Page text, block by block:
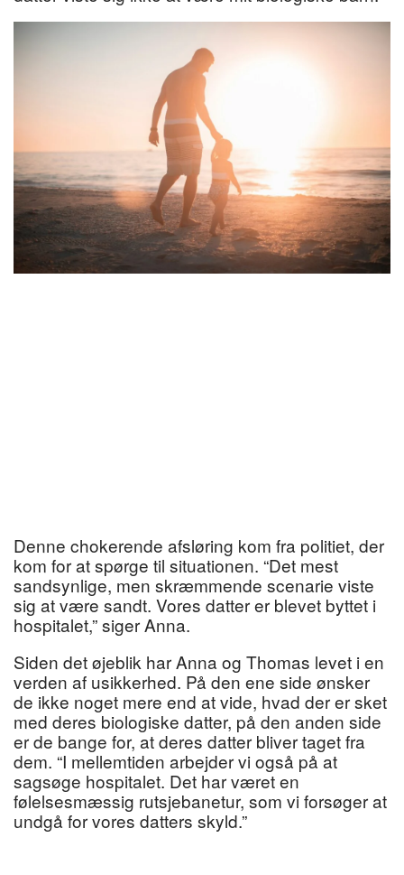
Denne chokerende afsløring kom fra politiet, der
kom for at spørge til situationen. “Det mest
sandsynlige, men skræmmende scenarie viste
sig at være sandt. Vores datter er blevet byttet i
hospitalet,” siger Anna.
Siden det øjeblik har Anna og Thomas levet i en
verden af usikkerhed. På den ene side ønsker
de ikke noget mere end at vide, hvad der er sket
med deres biologiske datter, på den anden side
er de bange for, at deres datter bliver taget fra
dem. “I mellemtiden arbejder vi også på at
sagsøge hospitalet. Det har været en
følelsesmæssig rutsjebanetur, som vi forsøger at
undgå for vores datters skyld.”